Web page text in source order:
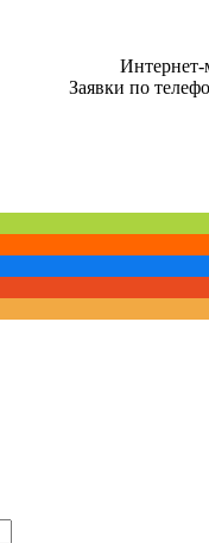
Интернет-
Заявки по